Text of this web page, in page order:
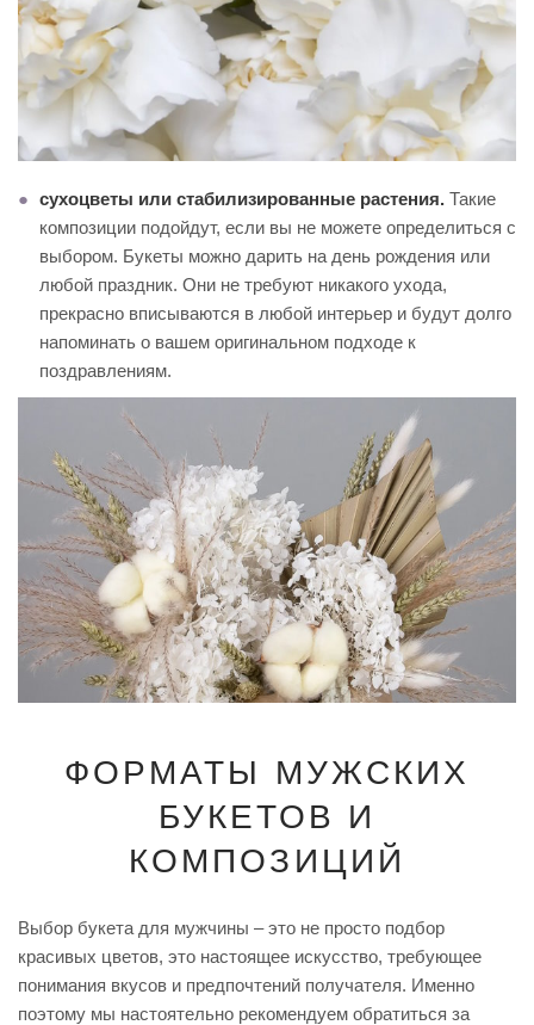
сухоцветы или стабилизированные растения. Такие
композиции подойдут, если вы не можете определиться с
выбором. Букеты можно дарить на день рождения или
любой праздник. Они не требуют никакого ухода,
прекрасно вписываются в любой интерьер и будут долго
напоминать о вашем оригинальном подходе к
поздравлениям.
ФОРМАТЫ МУЖСКИХ
БУКЕТОВ И
КОМПОЗИЦИЙ
Выбор букета для мужчины – это не просто подбор
красивых цветов, это настоящее искусство, требующее
понимания вкусов и предпочтений получателя. Именно
поэтому мы настоятельно рекомендуем обратиться за